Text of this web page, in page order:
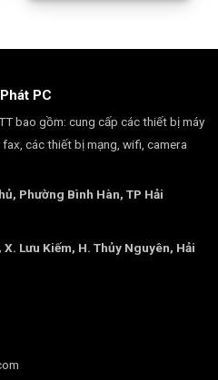
PC
bao gồm: cung cấp các thiết bị máy
các thiết bị mạng, wifi, camera
Phường Bình Hàn, TP Hải
Lưu Kiếm, H. Thủy Nguyên, Hải